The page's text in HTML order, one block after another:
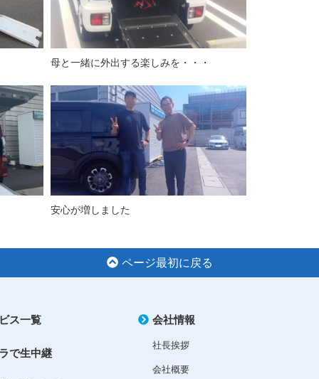
母と一緒に外出する楽しみを・・・
安心が増しました
ページ最初に戻る
ス一覧
で生中継
会社情報
社長挨拶
会社概要